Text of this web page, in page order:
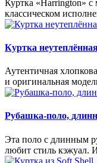
Куртка «Harrington» с
классическом
Куртка
Аутентичная
и оригинальная
Рубашка-поло,
Эта поло с длинным
любит стиль кэжуал.